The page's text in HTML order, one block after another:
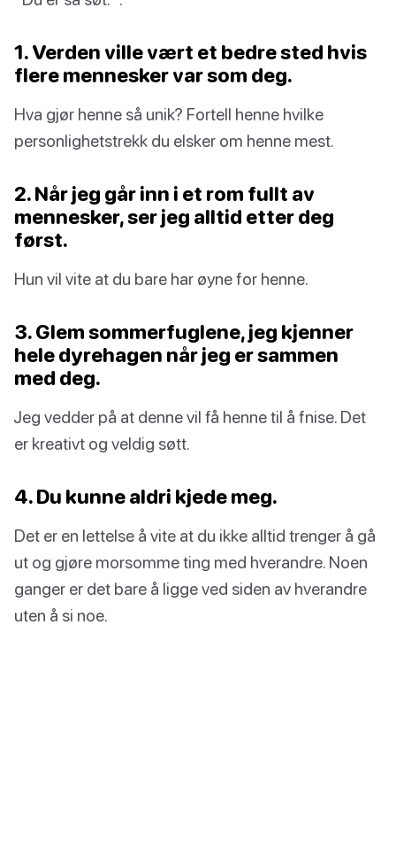
1. Verden ville vært et bedre sted hvis
flere mennesker var som deg.
Hva gjør henne så unik? Fortell henne hvilke
personlighetstrekk du elsker om henne mest.
2. Når jeg går inn i et rom fullt av
mennesker, ser jeg alltid etter deg
først.
Hun vil vite at du bare har øyne for henne.
3. Glem sommerfuglene, jeg kjenner
hele dyrehagen når jeg er sammen
med deg.
Jeg vedder på at denne vil få henne til å fnise. Det
er kreativt og veldig søtt.
4. Du kunne aldri kjede meg.
Det er en lettelse å vite at du ikke alltid trenger å gå
ut og gjøre morsomme ting med hverandre. Noen
ganger er det bare å ligge ved siden av hverandre
uten å si noe.